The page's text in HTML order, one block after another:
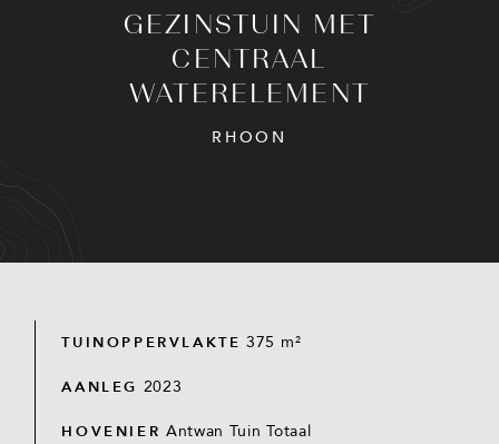
GEZINSTUIN MET
CENTRAAL
WATERELEMENT
RHOON
TUINOPPERVLAKTE 375 m²
AANLEG 2023
HOVENIER Antwan Tuin Totaal